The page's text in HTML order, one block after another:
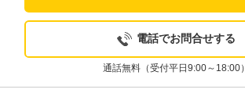
電話でお問合せする
通話無料（受付平日9:00～18:00）